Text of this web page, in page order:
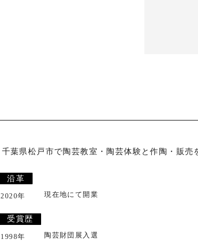
沿革
2020年 現在地にて開業
受賞歴
1998年 陶芸財団展入選